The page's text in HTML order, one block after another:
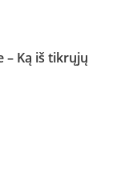
– Ką iš tikrųjų